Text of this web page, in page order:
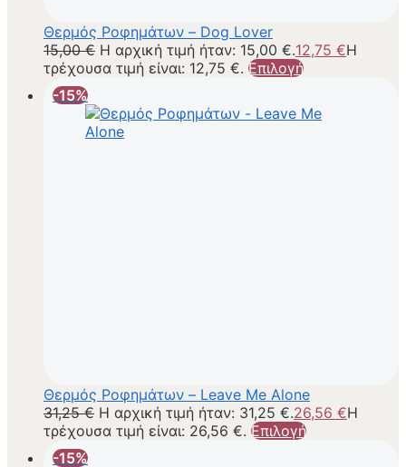
Θερμός Ροφημάτων – Dog Lover
15,00€ Η αρχική τιμή ήταν: 15,00 €.12,75 €Η
τρέχουσα τιμή είναι: 12,75 €. Επιλογή
-15%
Θερμός Ροφημάτων – Leave Me Alone
31,25€ Η αρχική τιμή ήταν: 31,25 €.26,56 €Η
τρέχουσα τιμή είναι: 26,56 €. Επιλογή
-15%